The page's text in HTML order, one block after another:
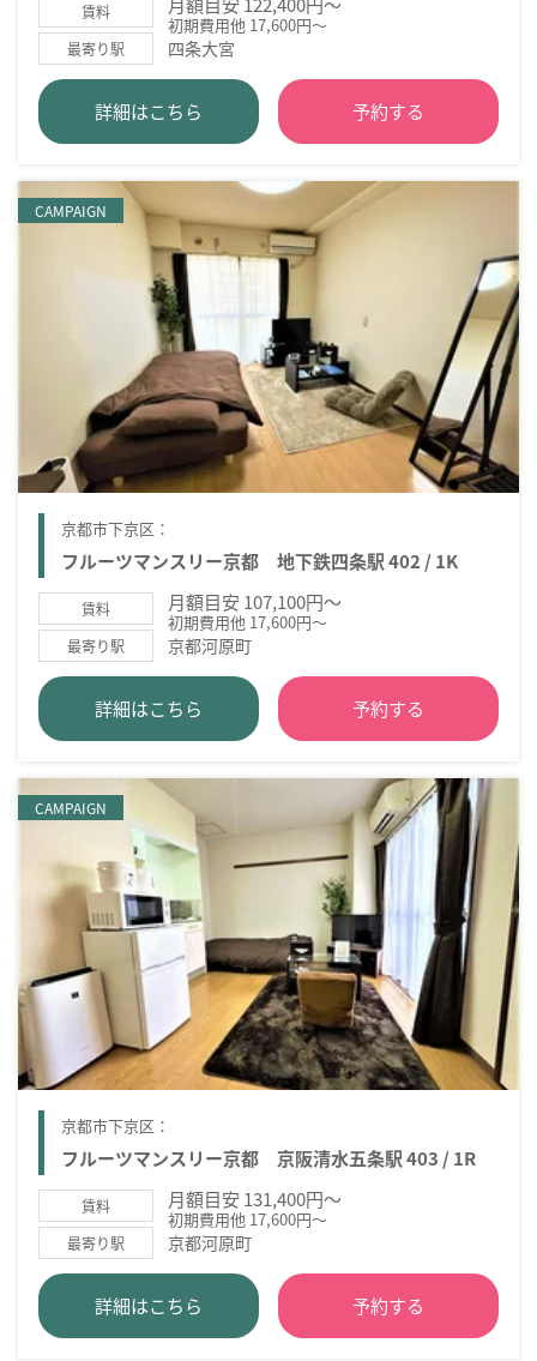
賃料
初期費用他 17,600円～
最寄り駅 四条大宮
詳細はこちら 予約する
CAMPAIGN
京都市下京区：
フルーツマンスリー京都 地下鉄四条駅 402 / 1K
賃料 月額目安 107,100円～
初期費用他 17,600円～
最寄り駅 京都河原町
詳細はこちら 予約する
CAMPAIGN
京都市下京区：
フルーツマンスリー京都 京阪清水五条駅 403 / 1R
賃料 月額目安 131,400円～
初期費用他 17,600円～
最寄り駅 京都河原町
詳細はこちら 予約する